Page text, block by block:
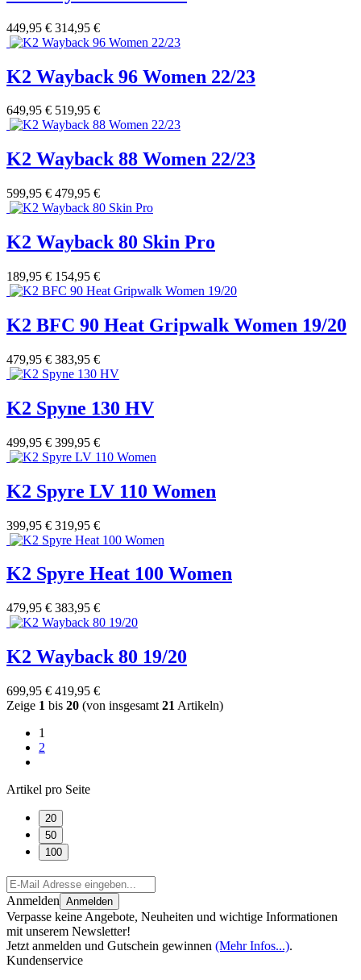
449,95 € 314,95 €
K2 Wayback 96 Women 22/23
649,95 € 519,95 €
K2 Wayback 88 Women 22/23
599,95 € 479,95 €
K2 Wayback 80 Skin Pro
189,95 € 154,95 €
K2 BFC 90 Heat Gripwalk Women 19/20
479,95 € 383,95 €
K2 Spyne 130 HV
499,95 € 399,95 €
K2 Spyre LV 110 Women
399,95 € 319,95 €
K2 Spyre Heat 100 Women
479,95 € 383,95 €
K2 Wayback 80 19/20
699,95 € 419,95 €
Zeige 1 bis 20 (von insgesamt 21 Artikeln)
1
2
Artikel pro Seite
20
50
100
Anmelden Anmelden
Verpasse keine Angebote, Neuheiten und wichtige Informationen
mit unserem Newsletter!
Jetzt anmelden und Gutschein gewinnen (Mehr Infos...).
Kundenservice